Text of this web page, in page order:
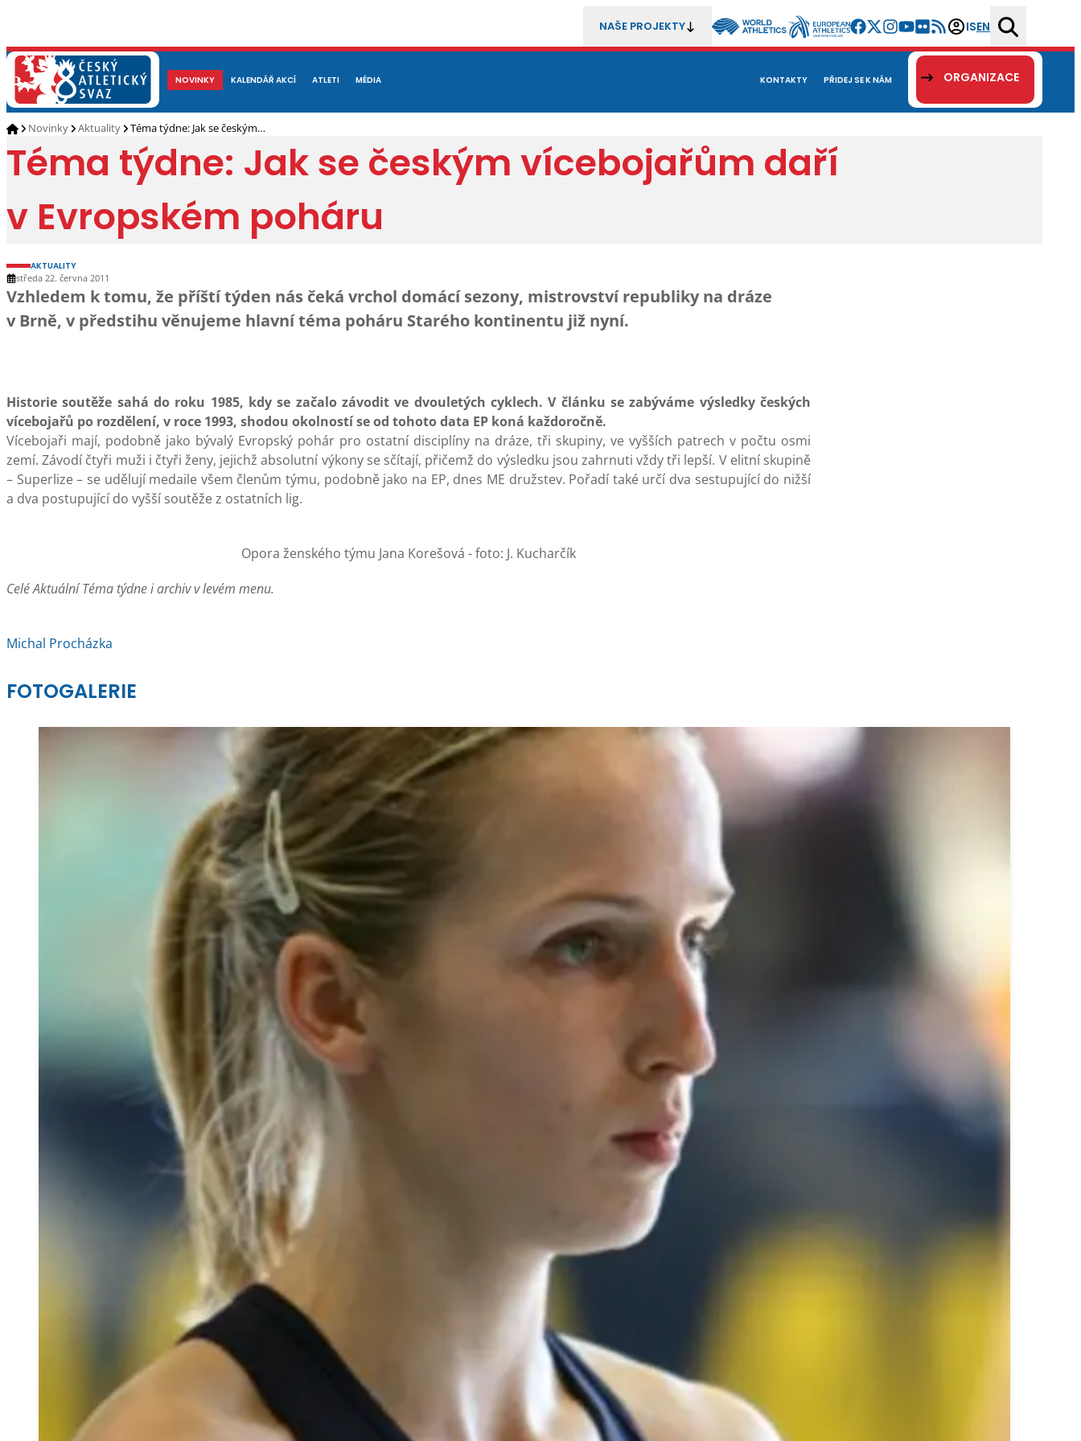
NAŠE PROJEKTY ISEN
NOVINKY KALENDÁŘ AKCÍ ATLETI MÉDIA
O NÁS ČLENOVÉ DOKUMENTY REPREZENTACE KONTAKTY PŘIDEJ SE K NÁM ORGANIZACE
Novinky Aktuality Téma týdne: Jak se českým…
Téma týdne: Jak se českým vícebojařům daří
v Evropském poháru
AKTUALITY
středa 22. června 2011
Vzhledem k tomu, že příští týden nás čeká vrchol domácí sezony, mistrovství republiky na dráze
v Brně, v předstihu věnujeme hlavní téma poháru Starého kontinentu již nyní.
Historie soutěže sahá do roku 1985, kdy se začalo závodit ve dvouletých cyklech. V článku se zabýváme výsledky českých
vícebojařů po rozdělení, v roce 1993, shodou okolností se od tohoto data EP koná každoročně.
Vícebojaři mají, podobně jako bývalý Evropský pohár pro ostatní disciplíny na dráze, tři skupiny, ve vyšších patrech v počtu osmi
zemí. Závodí čtyři muži i čtyři ženy, jejichž absolutní výkony se sčítají, přičemž do výsledku jsou zahrnuti vždy tři lepší. V elitní skupině
– Superlize – se udělují medaile všem členům týmu, podobně jako na EP, dnes ME družstev. Pořadí také určí dva sestupující do nižší
a dva postupující do vyšší soutěže z ostatních lig.
Opora ženského týmu Jana Korešová - foto: J. Kucharčík
Celé Aktuální Téma týdne i archiv v levém menu.
Michal Procházka
FOTOGALERIE